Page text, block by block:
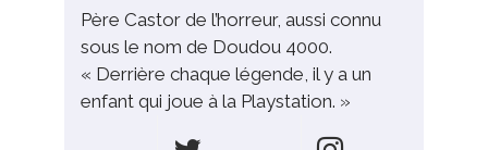
Père Castor de l’horreur, aussi connu
sous le nom de Doudou 4000.
« Derrière chaque légende, il y a un
enfant qui joue à la Playstation. »